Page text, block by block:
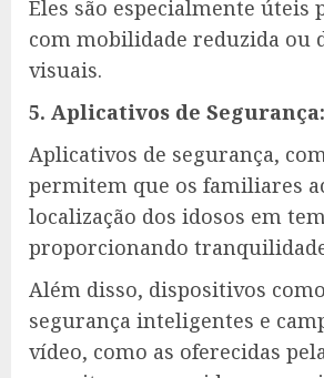
Eles são especialmente úteis
com mobilidade reduzida ou
visuais.
5. Aplicativos de Segurança:
Aplicativos de segurança,
permitem que os familiares
localização dos idosos em
proporcionando
Além disso, dispositivos
segurança inteligentes e
vídeo, como as oferecidas